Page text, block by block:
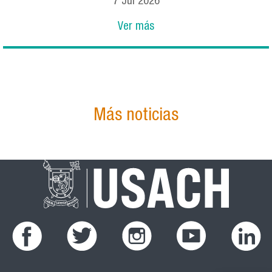
Ver más
Más noticias